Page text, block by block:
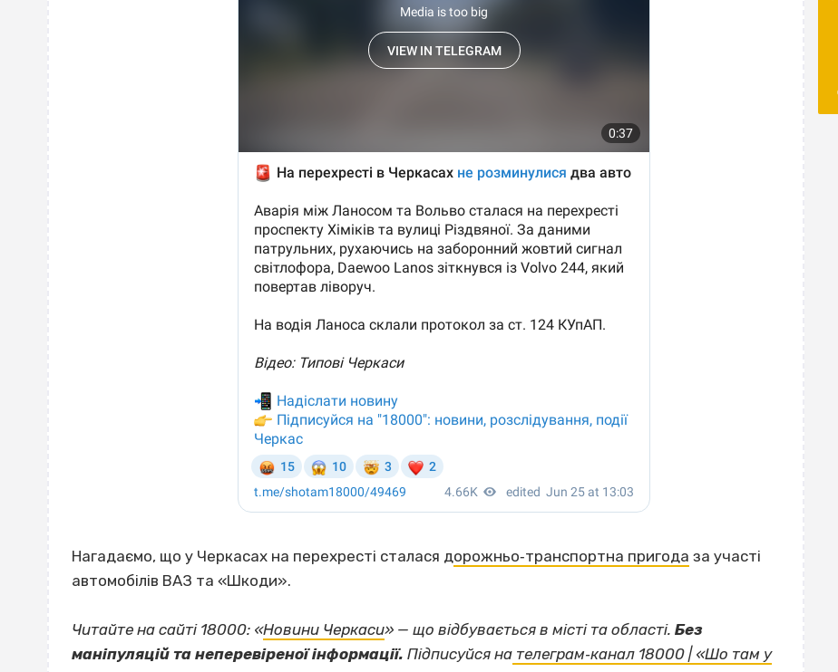
Нагадаємо, що у Черкасах на перехресті сталася дорожньо‐транспортна пригода за участі
автомобілів ВАЗ та «Шкоди».
Читайте на сайті 18000: «Новини Черкаси» — що відбувається в місті та області. Без
маніпуляцій та неперевіреної інформації. Підписуйся на телеграм‐канал 18000 | «Шо там у